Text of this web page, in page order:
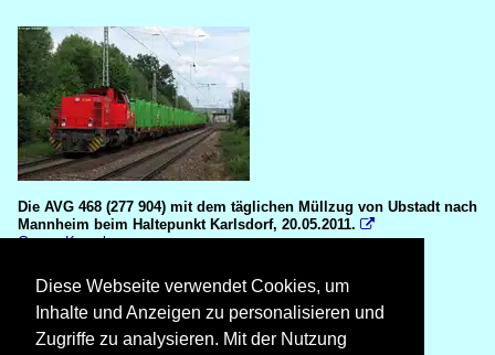
Die AVG 468 (277 904) mit dem täglichen Müllzug von Ubstadt nach
Mannheim beim Haltepunkt Karlsdorf, 20.05.2011. 
Gregor Kaercher
356 1200x802 Px, 23.01.2017
Diese Webseite verwendet Cookies, um
Inhalte und Anzeigen zu personalisieren und
Zugriffe zu analysieren. Mit der Nutzung